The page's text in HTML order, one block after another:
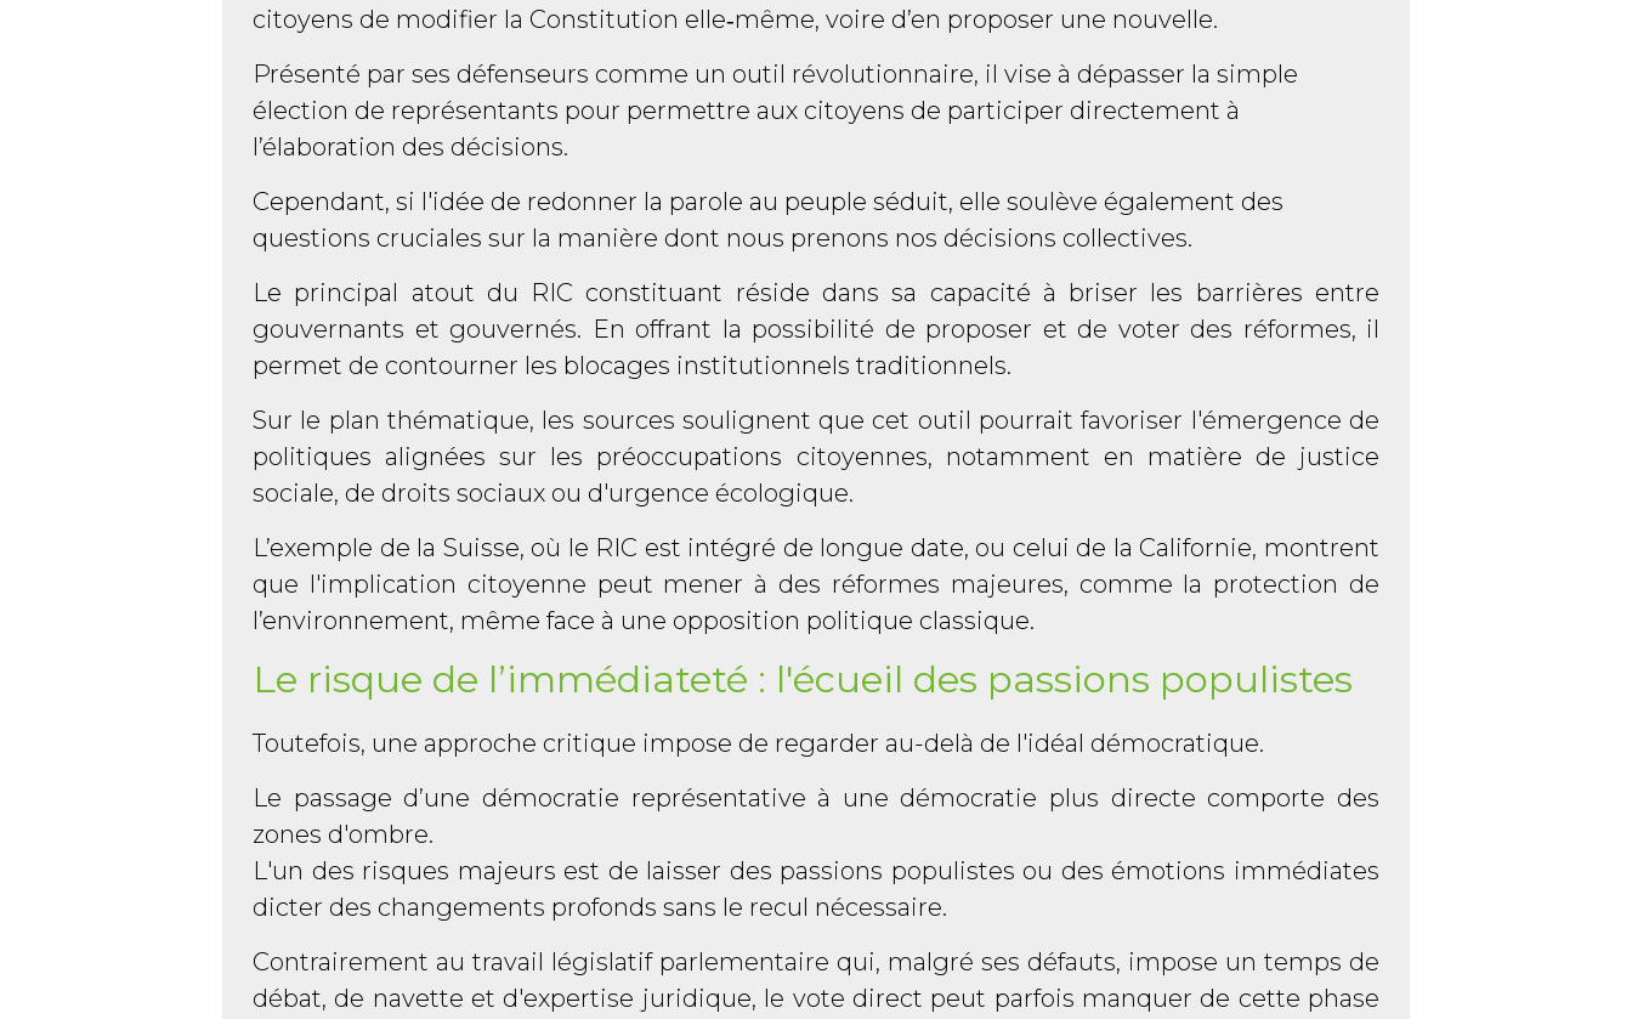
citoyens de modifier la Constitution elle‑même, voire d’en proposer une nouvelle.
Présenté par ses défenseurs comme un outil révolutionnaire, il vise à dépasser la simple
élection de représentants pour permettre aux citoyens de participer directement à
l’élaboration des décisions.
Cependant, si l'idée de redonner la parole au peuple séduit, elle soulève également des
questions cruciales sur la manière dont nous prenons nos décisions collectives.
Le principal atout du RIC constituant réside dans sa capacité à briser les barrières entre
gouvernants et gouvernés. En offrant la possibilité de proposer et de voter des réformes, il
permet de contourner les blocages institutionnels traditionnels.
Sur le plan thématique, les sources soulignent que cet outil pourrait favoriser l'émergence de
politiques alignées sur les préoccupations citoyennes, notamment en matière de justice
sociale, de droits sociaux ou d'urgence écologique.
L’exemple de la Suisse, où le RIC est intégré de longue date, ou celui de la Californie, montrent
que l'implication citoyenne peut mener à des réformes majeures, comme la protection de
l’environnement, même face à une opposition politique classique.
Le risque de l’immédiateté : l'écueil des passions populistes
Toutefois, une approche critique impose de regarder au-delà de l'idéal démocratique.
Le passage d’une démocratie représentative à une démocratie plus directe comporte des
zones d'ombre.
L'un des risques majeurs est de laisser des passions populistes ou des émotions immédiates
dicter des changements profonds sans le recul nécessaire.
Contrairement au travail législatif parlementaire qui, malgré ses défauts, impose un temps de
débat, de navette et d'expertise juridique, le vote direct peut parfois manquer de cette phase